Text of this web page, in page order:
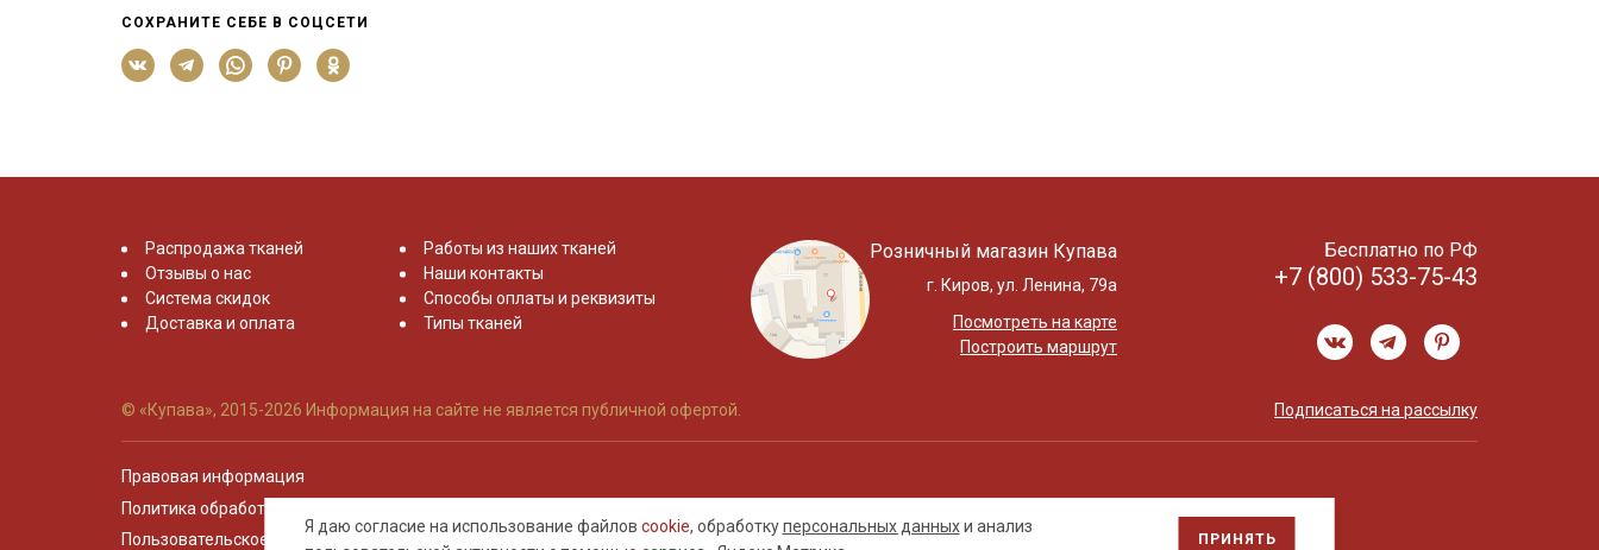
СОХРАНИТЕ СЕБЕ В СОЦСЕТИ
Я даю согласие на использование файлов cookie, обработкуперсональных данныхи анализ
ПРИНЯТЬ
Распродажа тканей
Отзывы о нас
Система скидок
Доставка и оплата
Работы из наших тканей
Наши контакты
Способы оплаты и реквизиты
Типы тканей
Розничный магазин Купава
г. Киров, ул. Ленина, 79а
Посмотреть на карте
Построить маршрут
Бесплатно по РФ
+7 (800) 533-75-43
© «Купава», 2015-2026 Информация на сайте не является публичной офертой. Подписаться на рассылку
Правовая информация
Политика обработки персональных данных
Пользовательское соглашение